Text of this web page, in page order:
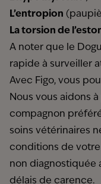
L’entropion
Latorsion de
A noter que le
rapide à surveiller
Avec Figo, vous
Nous vous aidons
compagnon
soins vétérinaires
conditions de votre
non diagnostiquée
délais de carence.